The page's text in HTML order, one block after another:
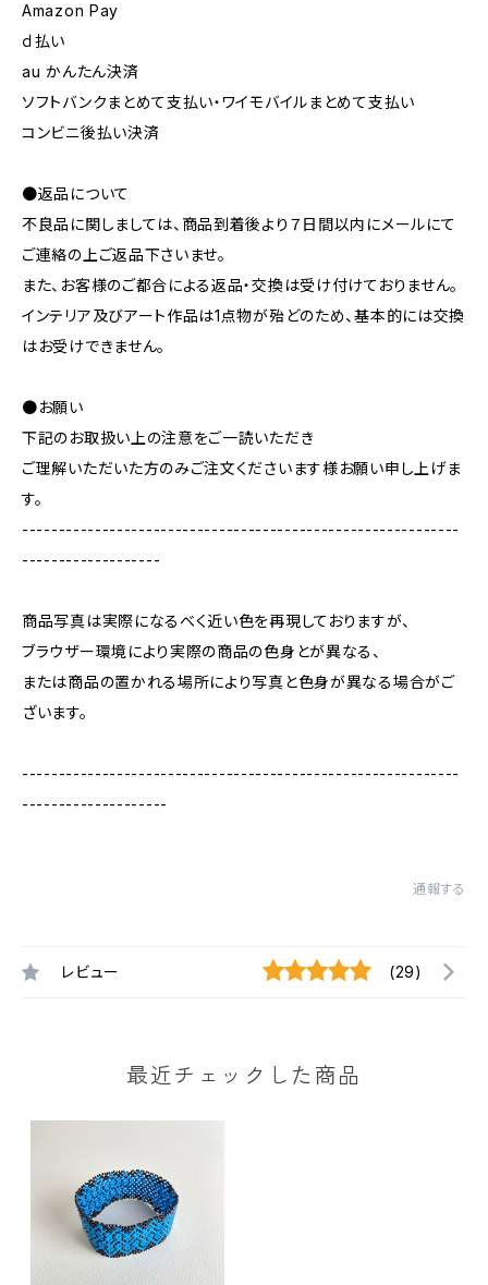
Amazon Pay
ｄ払い
au かんたん決済
ソフトバンクまとめて支払い・ワイモバイルまとめて支払い
コンビニ後払い決済
●返品について
不良品に関しましては、商品到着後より７日間以内にメールにて
ご連絡の上ご返品下さいませ。
また、お客様のご都合による返品・交換は受け付けておりません。
インテリア及びアート作品は1点物が殆どのため、基本的には交換
はお受けできません。
●お願い
下記のお取扱い上の注意をご一読いただき
ご理解いただいた方のみご注文くださいます様お願い申し上げま
す。
------------------------------------------------------------
-------------------
商品写真は実際になるべく近い色を再現しておりますが、
ブラウザー環境により実際の商品の色身とが異なる、
または商品の置かれる場所により写真と色身が異なる場合がご
ざいます。
------------------------------------------------------------
--------------------
通報する
レビュー (29)
最近チェックした商品